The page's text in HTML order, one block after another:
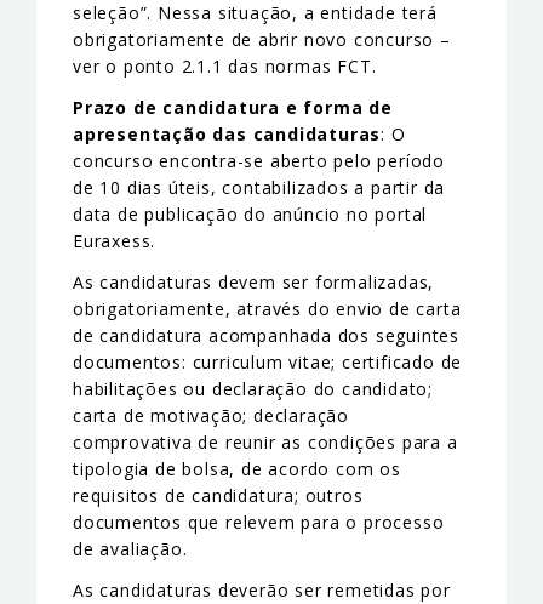
seleção”. Nessa situação, a entidade terá
obrigatoriamente de abrir novo concurso –
ver o ponto 2.1.1 das normas FCT.
Prazo de candidatura e forma de
apresentação das candidaturas: O
concurso encontra-se aberto pelo período
de 10 dias úteis, contabilizados a partir da
data de publicação do anúncio no portal
Euraxess.
As candidaturas devem ser formalizadas,
obrigatoriamente, através do envio de carta
de candidatura acompanhada dos seguintes
documentos: curriculum vitae; certificado de
habilitações ou declaração do candidato;
carta de motivação; declaração
comprovativa de reunir as condições para a
tipologia de bolsa, de acordo com os
requisitos de candidatura; outros
documentos que relevem para o processo
de avaliação.
As candidaturas deverão ser remetidas por